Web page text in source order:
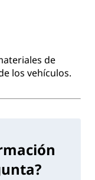
de
los vehículos.